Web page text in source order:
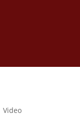
Video